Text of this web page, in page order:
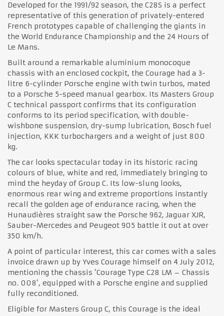
Developed for the 1991/92 season, the C28S is a perfect
representative of this generation of privately-entered
French prototypes capable of challenging the giants in
the World Endurance Championship and the 24 Hours of
Le Mans.
Built around a remarkable aluminium monocoque
chassis with an enclosed cockpit, the Courage had a 3-
litre 6-cylinder Porsche engine with twin turbos, mated
to a Porsche 5-speed manual gearbox. Its Masters Group
C technical passport confirms that its configuration
conforms to its period specification, with double-
wishbone suspension, dry-sump lubrication, Bosch fuel
injection, KKK turbochargers and a weight of just 800
kg.
The car looks spectacular today in its historic racing
colours of blue, white and red, immediately bringing to
mind the heyday of Group C. Its low-slung looks,
enormous rear wing and extreme proportions instantly
recall the golden age of endurance racing, when the
Hunaudières straight saw the Porsche 962, Jaguar XJR,
Sauber-Mercedes and Peugeot 905 battle it out at over
350 km/h.
A point of particular interest, this car comes with a sales
invoice drawn up by Yves Courage himself on 4 July 2012,
mentioning the chassis ‘Courage Type C28 LM – Chassis
no. 008’, equipped with a Porsche engine and supplied
fully reconditioned.
Eligible for Masters Group C, this Courage is the ideal